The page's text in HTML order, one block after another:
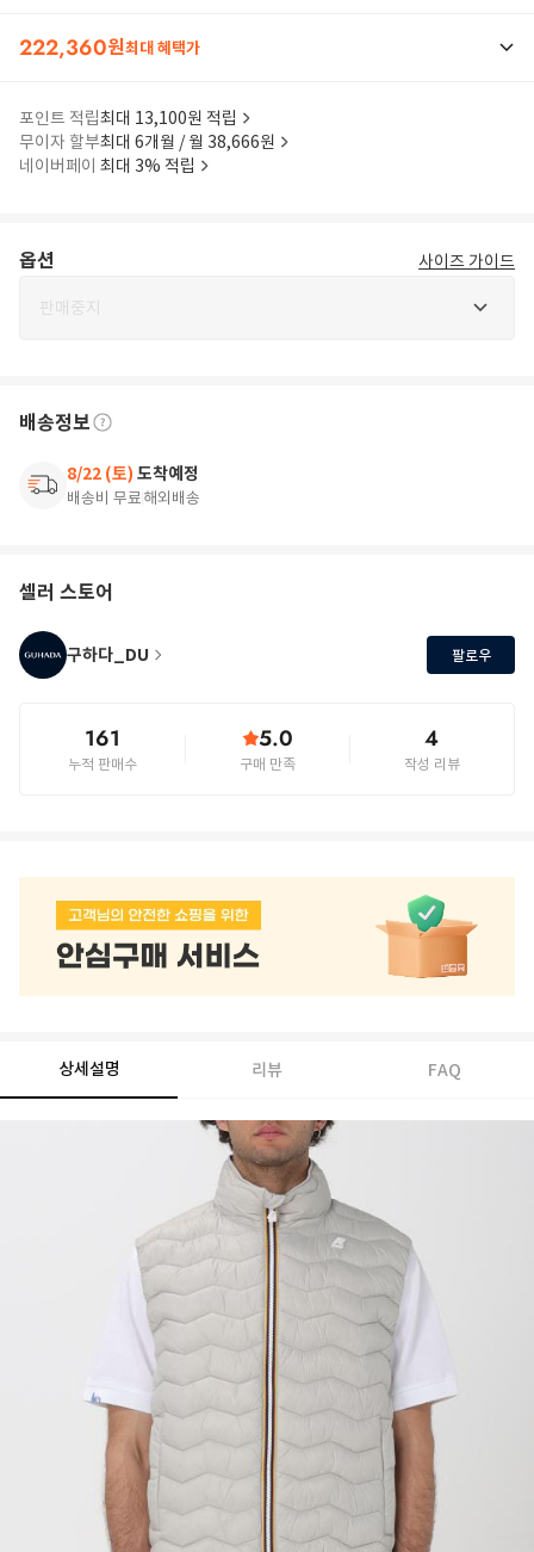
222,360원최대 혜택가
포인트 적립최대 13,100원 적립
무이자 할부최대 6개월 / 월 38,666원
네이버페이 최대 3% 적립
옵션 사이즈 가이드
판매중지
배송정보
8/22 (토) 도착예정
배송비 무료해외배송
셀러 스토어
구하다_DU 팔로우
161
누적 판매수
5.0
구매 만족
4
작성 리뷰
상세설명 리뷰 FAQ